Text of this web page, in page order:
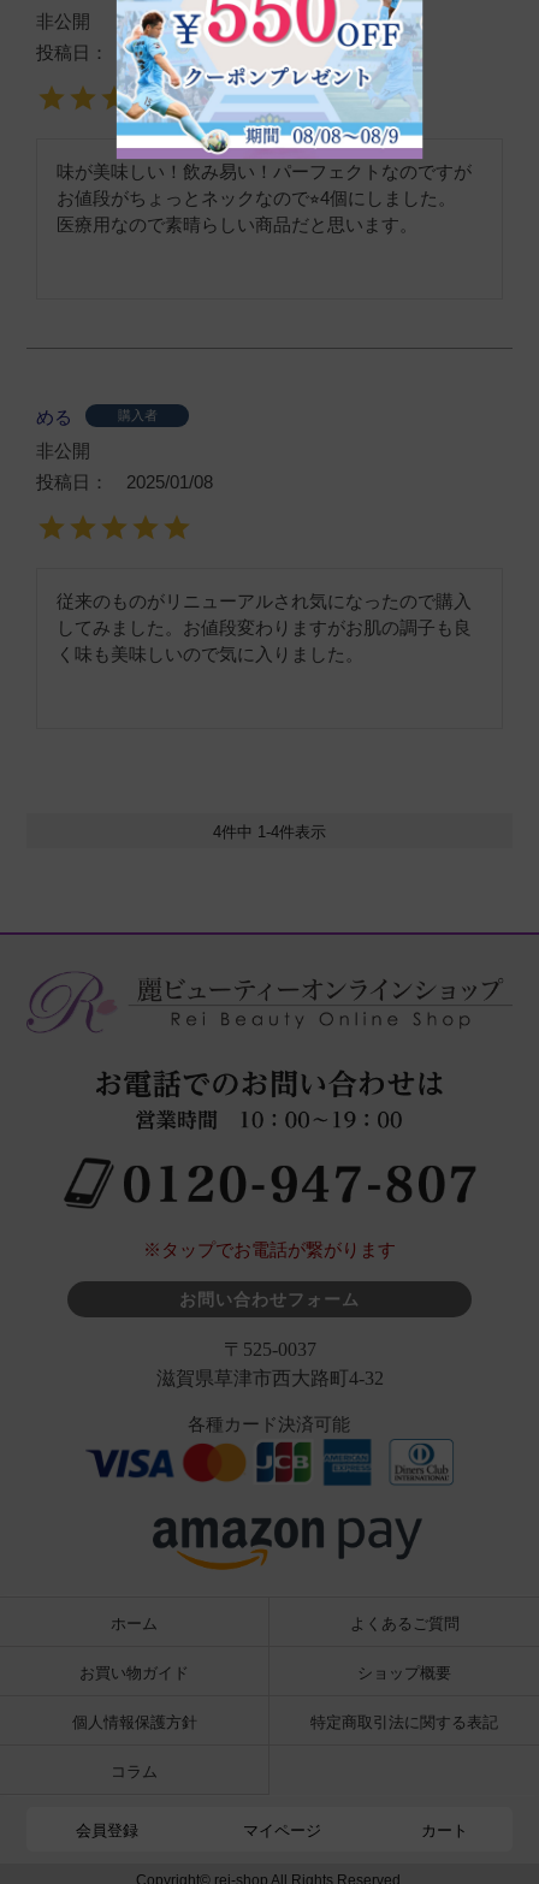
非公開
投稿日
2025/02/14
味が美味しい！飲み易い！パーフェクトなのですが
お値段がちょっとネックなので⭐︎4個にしました。
医療用なので素晴らしい商品だと思います。
める 購入者
非公開
投稿日
2025/01/08
従来のものがリニューアルされ気になったので購入
してみました。お値段変わりますがお肌の調子も良
く味も美味しいので気に入りました。
4件中 1-4件表示
※タップでお電話が繋がります
お問い合わせフォーム
〒525-0037
滋賀県草津市西大路町4-32
各種カード決済可能
ホーム よくあるご質問
お買い物ガイド ショップ概要
個人情報保護方針 特定商取引法に関する表記
コラム
会員登録 マイページ カート
Copyright© rei-shop All Rights Reserved.